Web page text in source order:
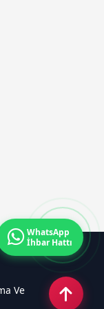
Ve
WhatsApp
İhbar Hattı